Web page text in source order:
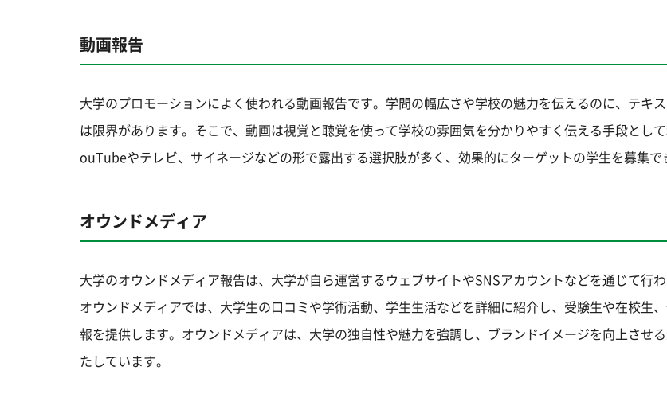
動画報告
大学のプロモーションによく使われる動画報告です。学問の幅広さや学校の魅力を伝えるのに、テキ
は限界があります。そこで、動画は視覚と聴覚を使って学校の雰囲気を分かりやすく伝える手段とし
ouTubeやテレビ、サイネージなどの形で露出する選択肢が多く、効果的にターゲットの学生を募集で
オウンドメディア
大学のオウンドメディア報告は、大学が自ら運営するウェブサイトやSNSアカウントなどを通じて行
オウンドメディアでは、大学生の口コミや学術活動、学生生活などを詳細に紹介し、受験生や在校生
報を提供します。オウンドメディアは、大学の独自性や魅力を強調し、ブランドイメージを向上させ
たしています。